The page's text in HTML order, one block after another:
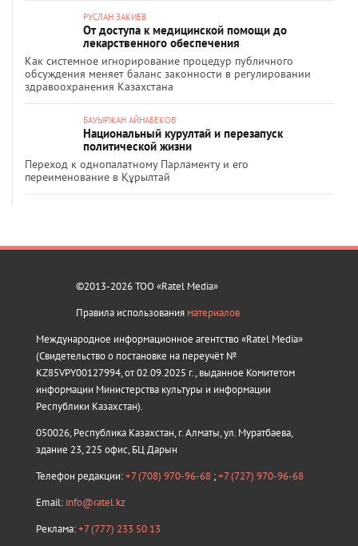
РУСЛАН ЗАКИЕВ
От доступа к медицинской помощи до
лекарственного обеспечения
Как системное игнорирование процедур публичного
обсуждения меняет баланс законности в регулировании
здравоохранения Казахстана
БАУЫРЖАН АЙНАБЕКОВ
Национальный курултай и перезапуск
политической жизни
Переход к однопалатному Парламенту и его
переименование в Құрылтай
©2013-2026 ТОО «Ratel Media»
Правила использования материалов
Международное информационное агентство «Ratel Media»
(Свидетельство о постановке на переучёт №
KZ85VPY00127994, от 02.09.2025 г., выданное Комитетом
информации Министерства культуры и информации
Республики Казахстан).
050026, Республика Казахстан, г. Алматы, ул. Муратбаева,
здание 23, 225 офис, БЦ Дарын
Телефон редакции:+7 (708) 970-96-68 ;+7 (727) 970-96-68
Email: info@ratel.kz
Реклама:+7 (777) 233 50 13